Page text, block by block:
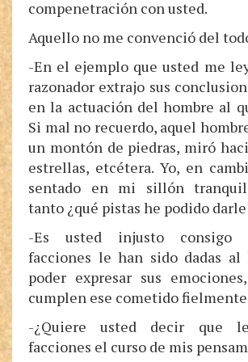
compenetración con usted.
Aquello no me convenció del
-En el ejemplo que usted me
razonador extrajo sus
en la actuación del hombre al
Si mal no recuerdo, aquel
un montón de piedras, miró
estrellas, etcétera. Yo, en
sentado en mi sillón
tanto ¿qué pistas he podido
-Es usted injusto consigo
facciones le han sido dadas al
poder expresar sus
cumplen ese cometido
-¿Quiere usted decir que
facciones el curso de mis